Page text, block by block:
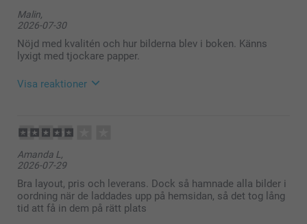
Malin,
2026-07-30
Nöjd med kvalitén och hur bilderna blev i boken. Känns
lyxigt med tjockare papper.
Visa reaktioner
12:13
Stort tack för dina ⭐️⭐️⭐️⭐️⭐️ och omdöme av våra
fotoböcker. Det är ett så fint sätt att samla ihop sina
minnen och skapa sin egen berättelse i bilder. Tack
för att du valt att beställa hos oss.
Soliga hälsningar
Kirsi @smartphoto
Amanda L,
2026-07-29
Bra layout, pris och leverans. Dock så hamnade alla bilder i
oordning när de laddades upp på hemsidan, så det tog lång
tid att få in dem på rätt plats